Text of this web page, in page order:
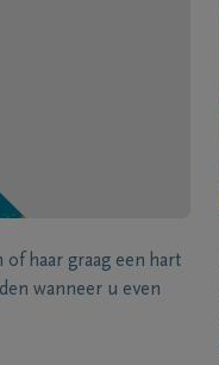
haar graag een hart
wanneer u even